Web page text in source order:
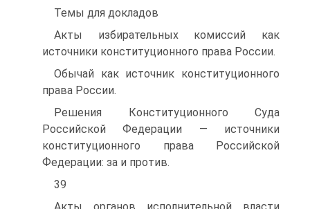
Темы для докладов
Акты избирательных комиссий как
источники конституционного права России.
Обычай как источник конституционного
права России.
Решения Конституционного Суда
Российской Федерации — источники
конституционного права Российской
Федерации: за и против.
39